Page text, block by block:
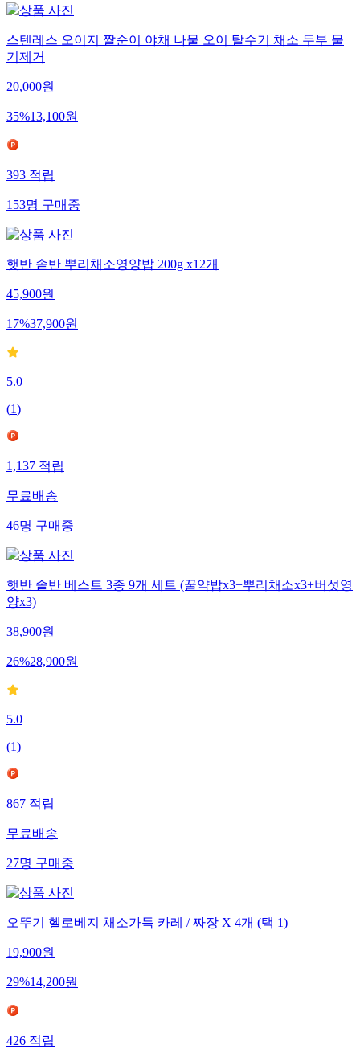
스텐레스 오이지 짤순이 야채 나물 오이 탈수기 채소 두부 물
기제거
20,000원
35%13,100원
393적립
153명구매중
햇반 솥반 뿌리채소영양밥 200g x12개
45,900원
17%37,900원
5.0
(1)
1,137적립
무료배송
46명구매중
햇반 솥반 베스트 3종 9개 세트 (꿀약밥x3+뿌리채소x3+버섯영
양x3)
38,900원
26%28,900원
5.0
(1)
867적립
무료배송
27명구매중
오뚜기 헬로베지 채소가득 카레 / 짜장 X 4개 (택 1)
19,900원
29%14,200원
426적립